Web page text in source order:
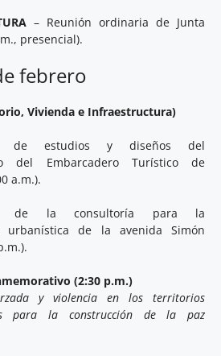
– Reunión ordinaria de Junta
presencial).
febrero
Vivienda e Infraestructura)
de estudios y diseños del
del Embarcadero Turístico de
a.m.).
de la consultoría para la
urbanística de la avenida Simón
(2:30 p.m.)
y violencia en los territorios
para la construcción de la paz